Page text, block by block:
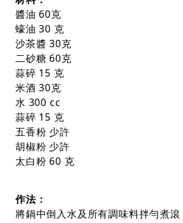
醬油 60克
蠔油 30 克
沙茶醬 30克
二砂糖 60克
蒜碎 15 克
米酒 30克
水 300 cc
蒜碎 15 克
五香粉 少許
胡椒粉 少許
太白粉 60 克
作法：
將鍋中倒入水及所有調味料拌勻煮